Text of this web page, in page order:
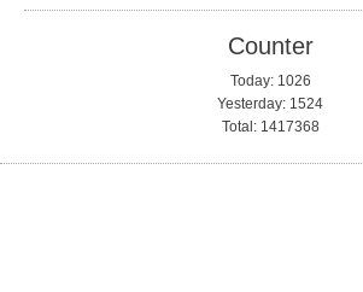
Counter
Today: 1026
Yesterday: 1524
Total: 1417368